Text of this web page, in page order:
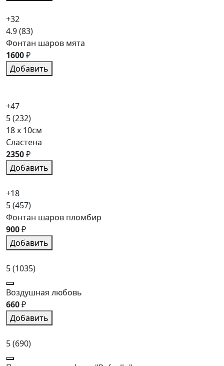
+32
4.9(83)
Фонтан шаров мята
1600₽
Добавить
+47
5(232)
18 x 10см
Сластена
2350₽
Добавить
+18
5(457)
Фонтан шаров пломбир
900₽
Добавить
5(1035)
Воздушная любовь
660₽
Добавить
5(690)